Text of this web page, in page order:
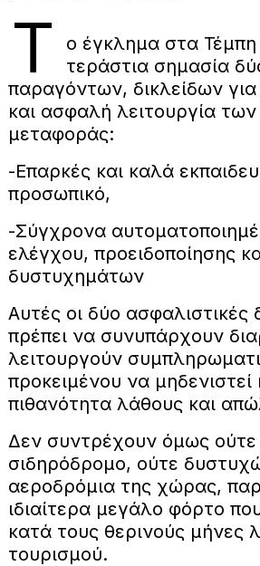
Τ
ο έγκλημα στα Τέμπη
τεράστια σημασία
παραγόντων, δικλείδων
και ασφαλή λειτουργία
μεταφοράς:
-Επαρκές και καλά
προσωπικό,
-Σύγχρονα
ελέγχου, προειδοποίησης
δυστυχημάτων
Αυτές οι δύο ασφαλιστικές
πρέπει να συνυπάρχουν
λειτουργούν
προκειμένου να μηδενιστεί
πιθανότητα λάθους και
Δεν συντρέχουν όμως ούτε
σιδηρόδρομο, ούτε
αεροδρόμια της χώρας,
ιδιαίτερα μεγάλο φόρτο
κατά τους θερινούς μήνες
τουρισμού.